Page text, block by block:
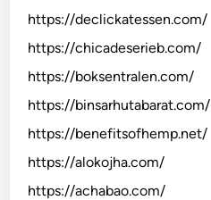
https://declickatessen.com/
https://chicadeserieb.com/
https://boksentralen.com/
https://binsarhutabarat.com/
https://benefitsofhemp.net/
https://alokojha.com/
https://achabao.com/